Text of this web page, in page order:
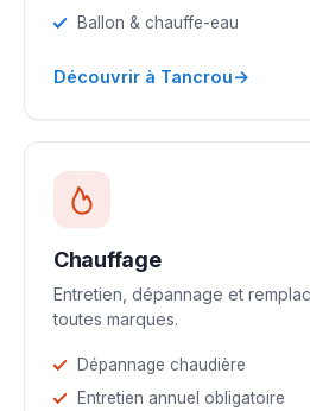
Ballon & chauffe-eau
Découvrir à Tancrou→
Chauffage
Entretien, dépannage et
toutes marques.
Dépannage chaudière
Entretien annuel obligatoire